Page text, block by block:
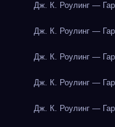
Дж. К. Роулинг —
Дж. К. Роулинг —
Дж. К. Роулинг —
Дж. К. Роулинг —
Дж. К. Роулинг —